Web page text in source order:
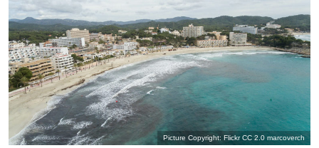
Picture Copyright: Flickr CC 2.0 marcoverch